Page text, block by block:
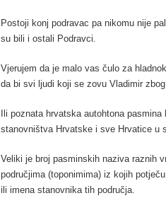
Postoji konj podravac pa nikomu nije
su bili i ostali Podravci.
Vjerujem da je malo vas čulo za
da bi svi ljudi koji se zovu Vladimir
Ili poznata hrvatska autohtona
stanovništva Hrvatske i sve Hrvatice u
Veliki je broj pasminskih naziva raznih
područjima (toponimima) iz kojih
ili imena stanovnika tih područja.